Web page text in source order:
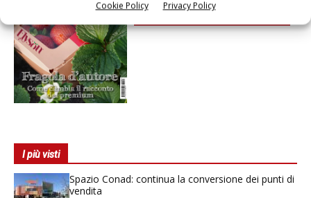
Cookie Policy Privacy Policy
Iscriviti alla
I più visti
Spazio Conad: continua la conversione dei punti di
vendita